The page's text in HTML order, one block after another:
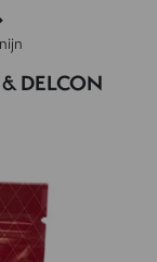
DELCON